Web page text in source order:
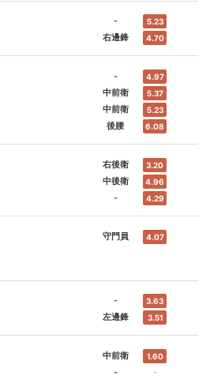
- 5.23
右邊鋒 4.70
- 4.97
中前衛 5.37
中前衛 5.23
後腰 6.08
右後衛 3.20
中後衛 4.96
- 4.29
守門員 4.07
- 3.63
左邊鋒 3.51
中前衛 1.60
-
-